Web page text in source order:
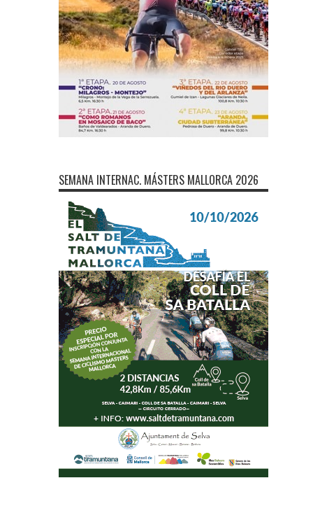
SEMANA INTERNAC. MÁSTERS MALLORCA 2026